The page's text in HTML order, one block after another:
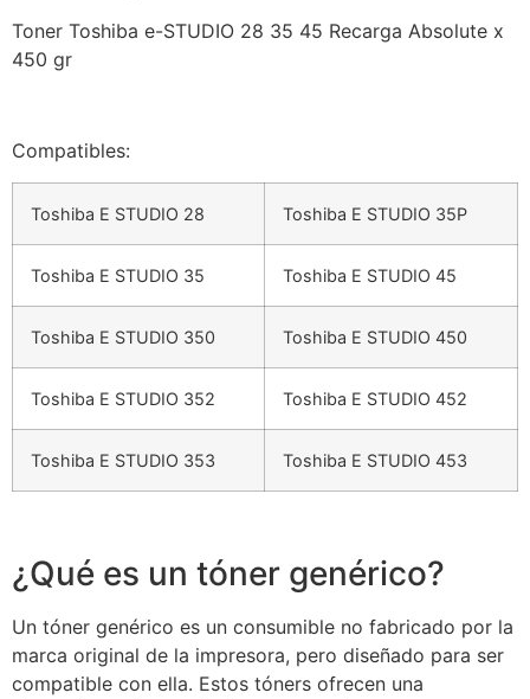
Toner Toshiba e-STUDIO 28 35 45 Recarga Absolute x
450 gr
Compatibles:
Toshiba E STUDIO 28 Toshiba E STUDIO 35P
Toshiba E STUDIO 35 Toshiba E STUDIO 45
Toshiba E STUDIO 350 Toshiba E STUDIO 450
Toshiba E STUDIO 352 Toshiba E STUDIO 452
Toshiba E STUDIO 353 Toshiba E STUDIO 453
¿Qué es un tóner genérico?
Un tóner genérico es un consumible no fabricado por la
marca original de la impresora, pero diseñado para ser
compatible con ella. Estos tóners ofrecen una